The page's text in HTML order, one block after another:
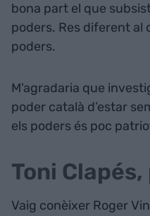
bona part el que
poders. Res diferent al
poders.
M'agradaria que
poder català d’estar
els poders és poc
Toni
Vaig conèixer Roger